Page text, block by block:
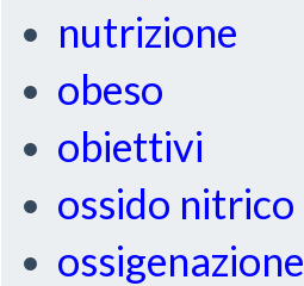
nutrizione
obeso
obiettivi
ossido nitrico
ossigenazione